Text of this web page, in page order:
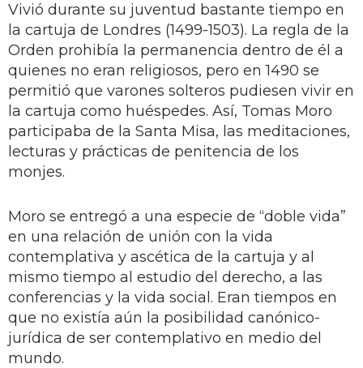
Vivió durante su juventud bastante tiempo en
la cartuja de Londres (1499-1503). La regla de la
Orden prohibía la permanencia dentro de él a
quienes no eran religiosos, pero en 1490 se
permitió que varones solteros pudiesen vivir en
la cartuja como huéspedes. Así, Tomas Moro
participaba de la Santa Misa, las meditaciones,
lecturas y prácticas de penitencia de los
monjes.
Moro se entregó a una especie de “doble vida”
en una relación de unión con la vida
contemplativa y ascética de la cartuja y al
mismo tiempo al estudio del derecho, a las
conferencias y la vida social. Eran tiempos en
que no existía aún la posibilidad canónico-
jurídica de ser contemplativo en medio del
mundo.